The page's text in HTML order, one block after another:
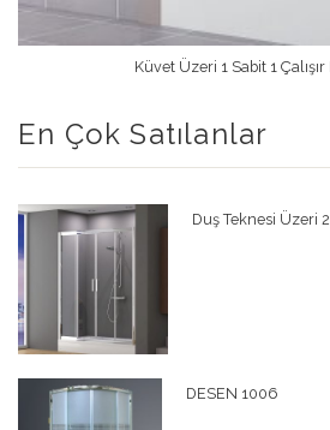
Küvet Üzeri 1 Sabit 1
Devamını Oku
En Çok Satılanlar
Duş Teknesi Üzeri
DESEN 1006